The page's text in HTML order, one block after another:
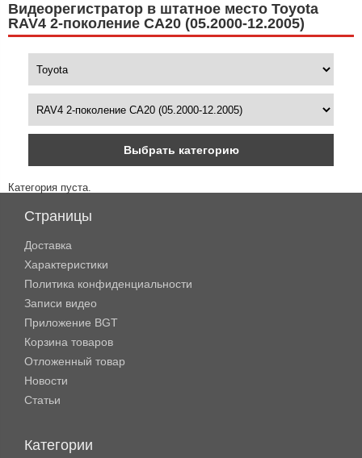
Видеорегистратор в штатное место Toyota
RAV4 2-поколение CA20 (05.2000-12.2005)
Выбрать категорию
Категория пуста.
Страницы
Доставка
Характеристики
Политика конфиденциальности
Записи видео
Приложение BGT
Корзина товаров
Отложенный товар
Новости
Статьи
Категории